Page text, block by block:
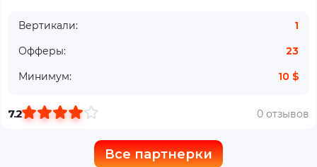
Вертикали:
1
Офферы:
23
Минимум:
10 $
7.2 0 отзывов
Все партнерки